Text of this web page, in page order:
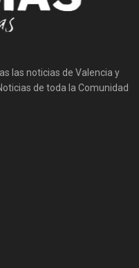
las noticias de Valencia y
de toda la Comunidad